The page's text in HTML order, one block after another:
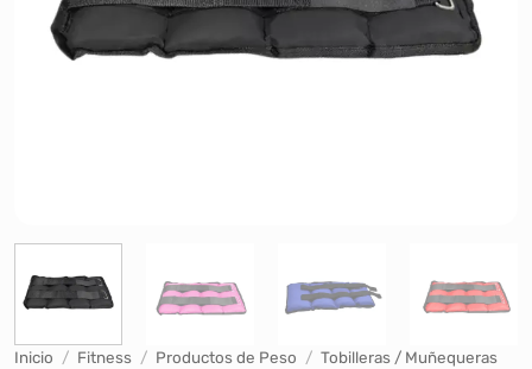
Inicio / Fitness / Productos de Peso / Tobilleras / Muñequeras